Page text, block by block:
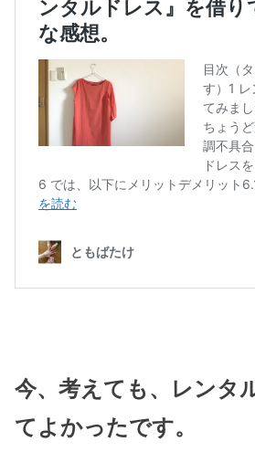
今、考えても、レンタ
てよかったです。